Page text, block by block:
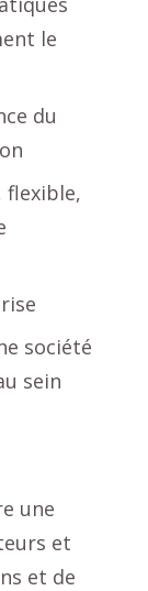
le
du
flexible,
société
sein
une
et
et de